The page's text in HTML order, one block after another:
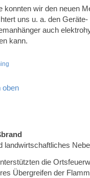
konnten wir den neuen
uns u. a. den
auch
kann.
oben
landwirtschaftliches
die
Übergreifen der